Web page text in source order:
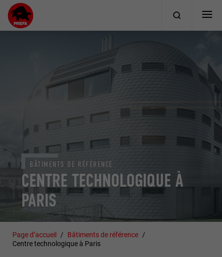
CENTRE TECHNOLOGIQUE À
PARIS
BÂTIMENTS DE RÉFÉRENCE
Page d’accueil
Bâtiments de référence
Centre technologique à Paris